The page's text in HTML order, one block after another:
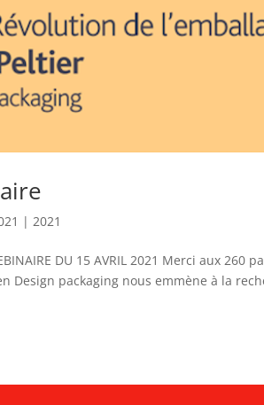
|2021
DU 15 AVRIL 2021 Merci aux
Design packaging nous emmène à la